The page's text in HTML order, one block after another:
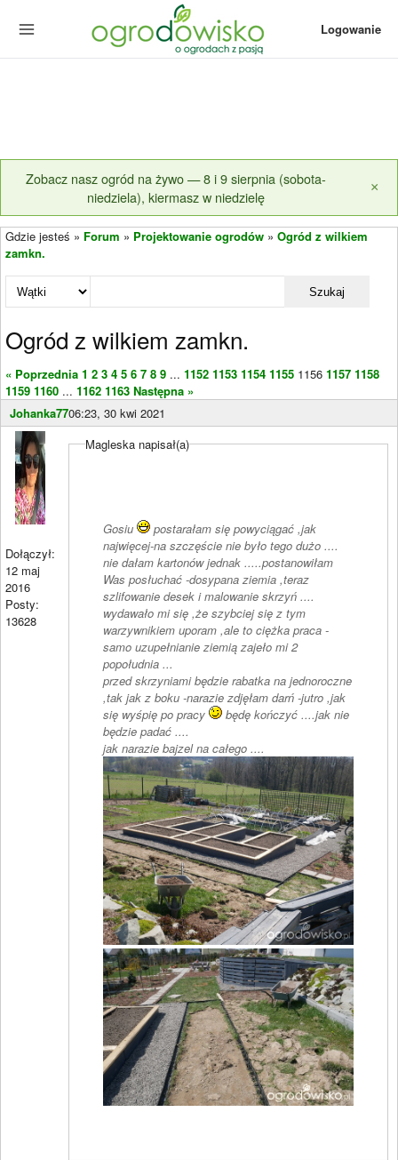
Logowanie
Zobacz nasz ogród na żywo — 8 i 9 sierpnia (sobota-
niedziela), kiermasz w niedzielę
×
Gdzie jesteś » Forum » Projektowanie ogrodów » Ogród z wilkiem
zamkn.
Szukaj
Ogród z wilkiem zamkn.
« Poprzednia 1 2 3 4 5 6 7 8 9 ... 1152 1153 1154 1155 1156 1157 1158
1159 1160 ... 1162 1163 Następna »
Johanka7706:23, 30 kwi 2021
Dołączył:
12 maj
2016
Posty:
13628
Magleska napisał(a)
Gosiu
postarałam się powyciągać ,jak
najwięcej-na szczęście nie było tego dużo ....
nie dałam kartonów jednak .....postanowiłam
Was posłuchać -dosypana ziemia ,teraz
szlifowanie desek i malowanie skrzyń ....
wydawało mi się ,że szybciej się z tym
warzywnikiem uporam ,ale to ciężka praca -
samo uzupełnianie ziemią zajeło mi 2
popołudnia ...
przed skrzyniami będzie rabatka na jednoroczne
,tak jak z boku -narazie zdjęłam darń -jutro ,jak
się wyśpię po pracy
będę kończyć ....jak nie
będzie padać ....
jak narazie bajzel na całego ....